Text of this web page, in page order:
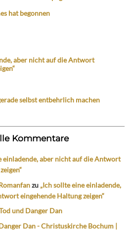
hat begonnen
aber nicht auf die Antwort
selbst entbehrlich machen
Kommentare
einladende, aber nicht auf die Antwort
zu „Ich sollte eine einladende,
eingehende Haltung zeigen“
und Danger Dan
Dan - Christuskirche Bochum |